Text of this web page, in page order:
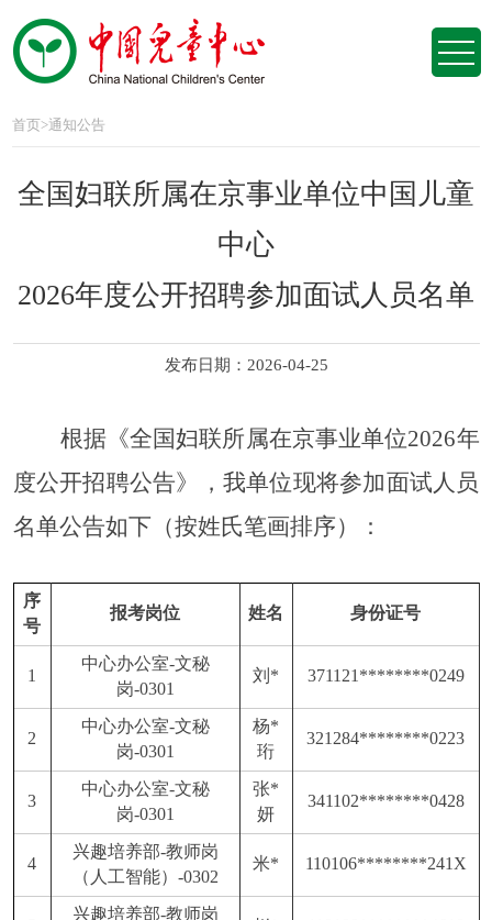
首页>通知公告
全国妇联所属在京事业单位中国儿童
中心
2026年度公开招聘参加面试人员名单
发布日期：2026-04-25
根据《全国妇联所属在京事业单位2026年
度公开招聘公告》，我单位现将参加面试人员
名单公告如下（按姓氏笔画排序）：
序
号
报考岗位 姓名 身份证号
1
中心办公室-文秘
岗-0301
刘 * 371121********0249
2
中心办公室-文秘
岗-0301
杨*
珩
321284********0223
3
中心办公室-文秘
岗-0301
张*
妍
341102********0428
4
兴趣培养部-教师岗
（人工智能）-0302
米* 110106********241X
兴趣培养部-教师岗